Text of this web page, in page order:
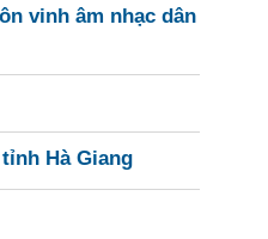
vinh âm nhạc dân
Hà Giang